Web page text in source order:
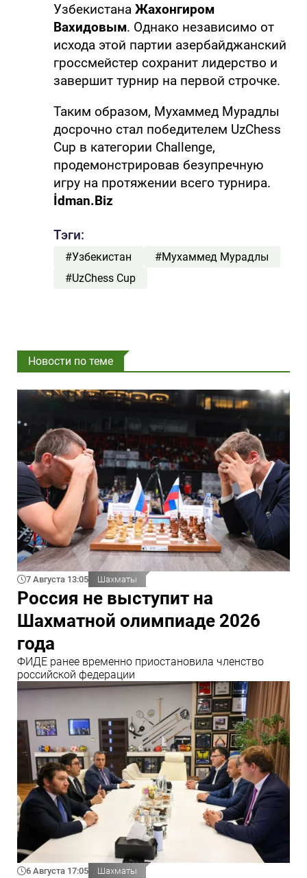
Узбекистана Жахонгиром
Вахидовым. Однако независимо от
исхода этой партии азербайджанский
гроссмейстер сохранит лидерство и
завершит турнир на первой строчке.
Таким образом, Мухаммед Мурадлы
досрочно стал победителем UzChess
Cup в категории Challenge,
продемонстрировав безупречную
игру на протяжении всего турнира.
İdman.Biz
Тэги:
#Узбекистан
#Мухаммед Мурадлы
#UzChess Cup
Новости по теме
7 Августа 13:05 Шахматы
Россия не выступит на
Шахматной олимпиаде 2026
года
ФИДЕ ранее временно приостановила членство
российской федерации
6 Августа 17:05 Шахматы